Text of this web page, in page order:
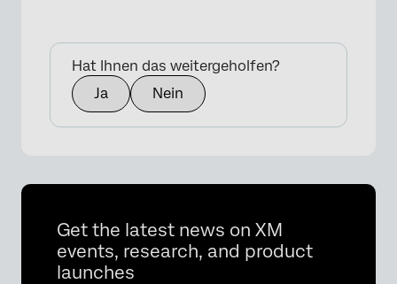
Hat Ihnen das weitergeholfen?
Ja
Nein
Get the latest news on XM
events, research, and product
launches